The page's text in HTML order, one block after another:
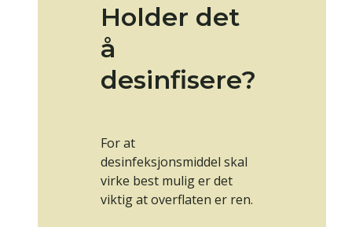
Holder det
å
desinfisere?
For at
desinfeksjonsmiddel skal
virke best mulig er det
viktig at overflaten er ren.